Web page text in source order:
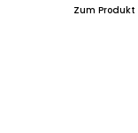
Zum Produkt